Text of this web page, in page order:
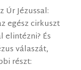
Úr Jézussal:
egész cirkuszt
És
válaszát,
részt: